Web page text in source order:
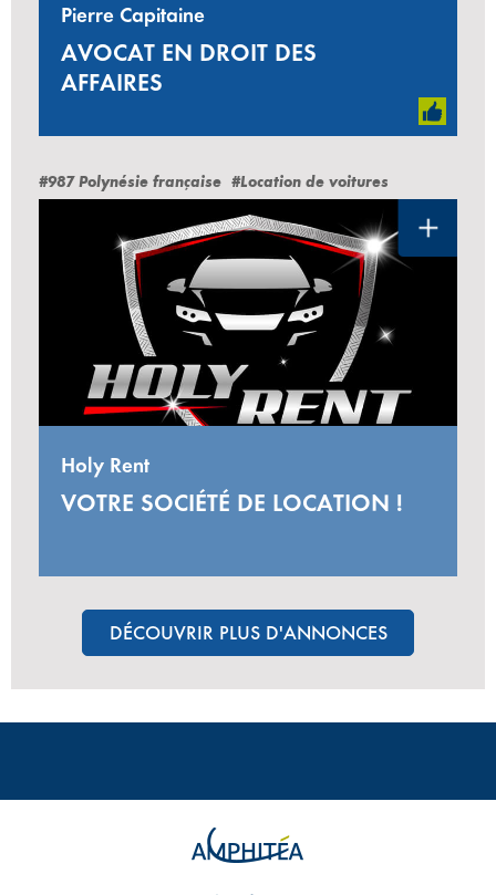
Pierre Capitaine
AVOCAT EN DROIT DES
AFFAIRES
#987 Polynésie française #Location de voitures
Holy Rent
VOTRE SOCIÉTÉ DE LOCATION !
DÉCOUVRIR PLUS D'ANNONCES